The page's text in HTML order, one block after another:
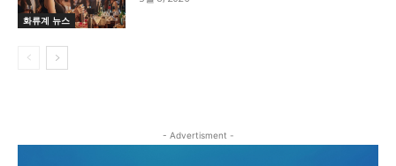
화류계 뉴스
- Advertisment -